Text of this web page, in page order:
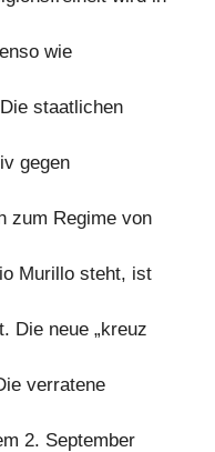
wie
staatlichen
gegen
zum Regime von
Murillo steht, ist
Die neue „kreuz
verratene
2. September